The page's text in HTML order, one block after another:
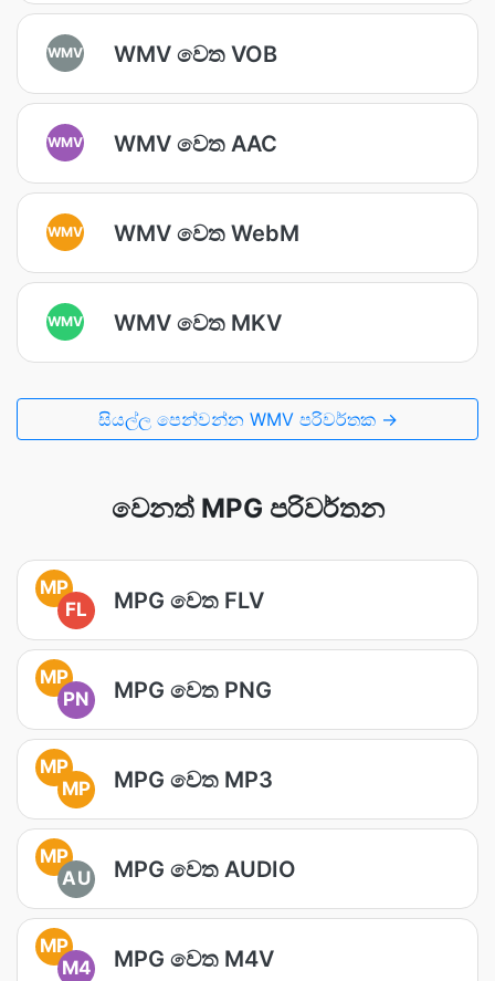
WMV WMV වෙත VOB
WMV WMV වෙත AAC
WMV WMV වෙත WebM
WMV WMV වෙත MKV
සියල්ල පෙන්වන්න WMV පරිවර්තක →
වෙනත් MPG පරිවර්තන
MP
FL
MPG වෙත FLV
MP
PN
MPG වෙත PNG
MP
MP
MPG වෙත MP3
MP
AU
MPG වෙත AUDIO
MP
M4
MPG වෙත M4V